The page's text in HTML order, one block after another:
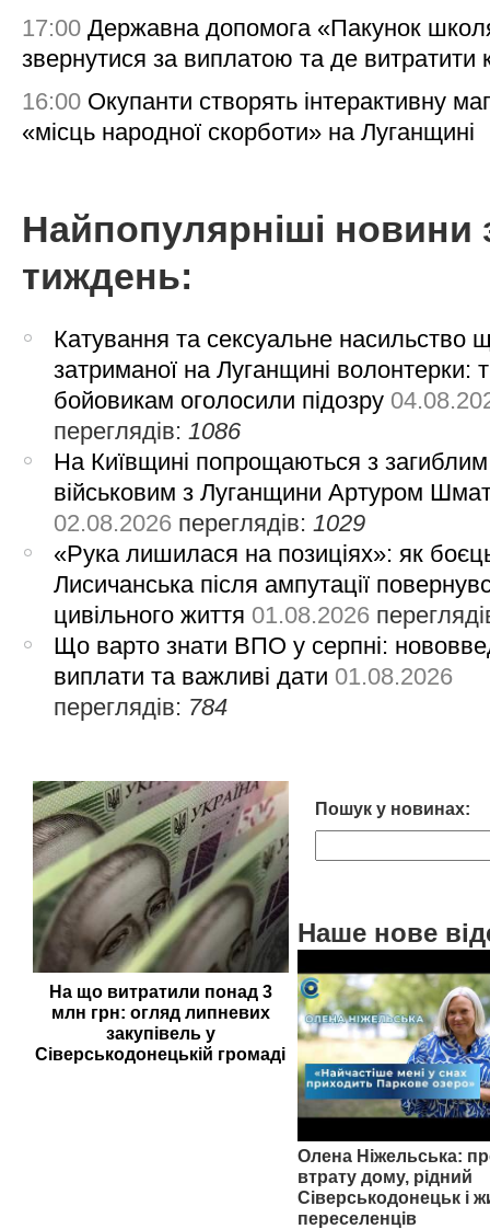
17:00 Державна допомога «Пакунок
звернутися за виплатою та де витратити
16:00 Окупанти створять інтерактивну
«місць народної скорботи» на Луганщині
Найпопулярніші новини
тиждень:
Катування та сексуальне насильство
затриманої на Луганщині волонтерки:
бойовикам оголосили підозру
переглядів: 1086
На Київщині попрощаються з загиблим
військовим з Луганщини Артуром
02.08.2026 переглядів: 1029
«Рука лишилася на позиціях»: як
Лисичанська після ампутації
цивільного життя 01.08.2026
Що варто знати ВПО у серпні:
виплати та важливі дати 01.08.2026
переглядів: 784
На що витратили понад 3
млн грн: огляд липневих
закупівель у
Сіверськодонецькій громаді
Пошук у новинах:
Наше нове
Олена Ніжельська:
втрату дому, рідний
Сіверськодонецьк і
переселенців